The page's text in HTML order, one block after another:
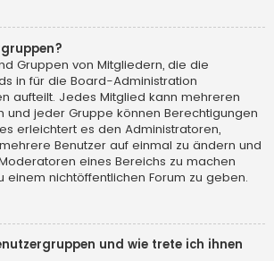
Gruppen von Mitgliedern, die die
in für die Board-Administration
aufteilt. Jedes Mitglied kann mehreren
und jeder Gruppe können Berechtigungen
erleichtert es den Administratoren,
Benutzer auf einmal zu ändern und
eines Bereichs zu machen
einem nichtöffentlichen Forum zu geben.
und wie trete ich ihnen